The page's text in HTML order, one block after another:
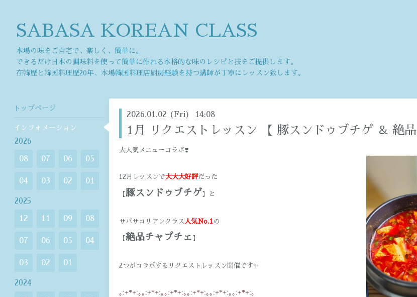
SABASA KOREAN CLASS
本場の味をご自宅で、楽しく、簡単に。
できるだけ日本の調味料を使って簡単に作れる本格的な味のレシピと技をご提供します。
在韓歴と韓国料理歴20年、本場韓国料理店厨房経験を持つ講師が丁寧にレッスン致します。
2026.01.02 (Fri) 14:08
1月 リクエストレッスン 【 豚スンドゥブチゲ ＆ 絶品
大人気メニューコラボ❣️
12月レッスンで大大大好評だった
【豚スンドゥブチゲ】と
サバサコリアンクラス 人気No.1 の
【絶品チャプチェ 】
2つがコラボするリクエストレッスン開催です✨
｡:+*+:｡｡:+*+:｡｡:+*+:｡｡:+*+:｡｡:+*+:｡｡:+*+:｡
トップページ
インフォメーション
2026
08 07 06 05
04 03 02 01
2025
12 11 09 08
07 06 05 04
03 02 01
2024